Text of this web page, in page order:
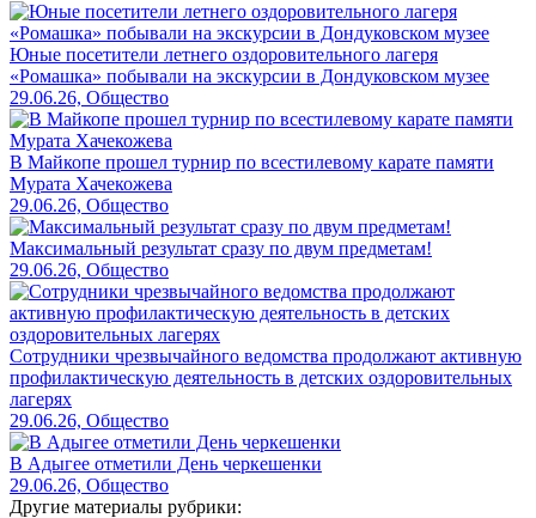
Юные посетители летнего оздоровительного лагеря
«Ромашка» побывали на экскурсии в Дондуковском музее
29.06.26, Общество
В Майкопе прошел турнир по всестилевому карате памяти
Мурата Хачекожева
29.06.26, Общество
Максимальный результат сразу по двум предметам!
29.06.26, Общество
Сотрудники чрезвычайного ведомства продолжают активную
профилактическую деятельность в детских оздоровительных
лагерях
29.06.26, Общество
В Адыгее отметили День черкешенки
29.06.26, Общество
Другие материалы рубрики: